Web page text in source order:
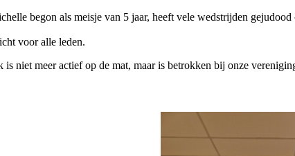
begon als meisje van 5 jaar, heeft vele wedstrijden gejudood
voor alle leden.
niet meer actief op de mat, maar is betrokken bij onze